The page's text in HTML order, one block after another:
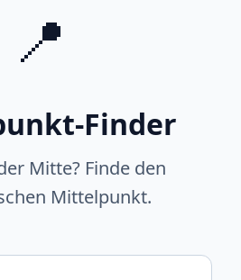
📍
Finder
Mitte? Finde den
Mittelpunkt.